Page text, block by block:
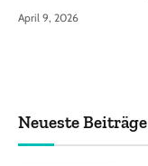
April 9, 2026
Neueste Beiträge